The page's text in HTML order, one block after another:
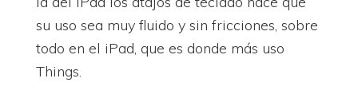
su uso sea muy fluido y sin fricciones, sobre
todo en el iPad, que es donde más uso
Things.